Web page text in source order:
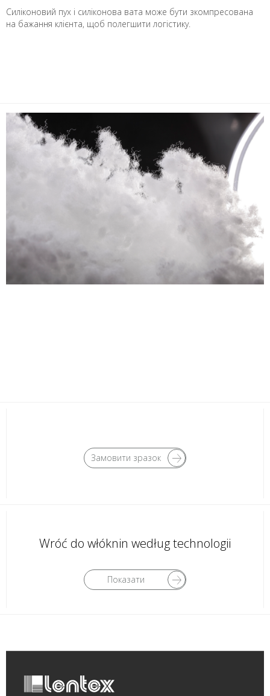
Силіконовий пух і силіконова вата може бути зкомпресована
на бажання клієнта, щоб полегшити логістику.
Замовити зразок
Wróć do włóknin według technologii
Показати